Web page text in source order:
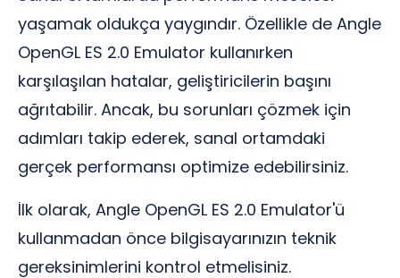
yaşamak oldukça yaygındır. Özellikle de Angle
OpenGL ES 2.0 Emulator kullanırken
karşılaşılan hatalar, geliştiricilerin başını
ağrıtabilir. Ancak, bu sorunları çözmek için
adımları takip ederek, sanal ortamdaki
gerçek performansı optimize edebilirsiniz.
İlk olarak, Angle OpenGL ES 2.0 Emulator'ü
kullanmadan önce bilgisayarınızın teknik
gereksinimlerini kontrol etmelisiniz.